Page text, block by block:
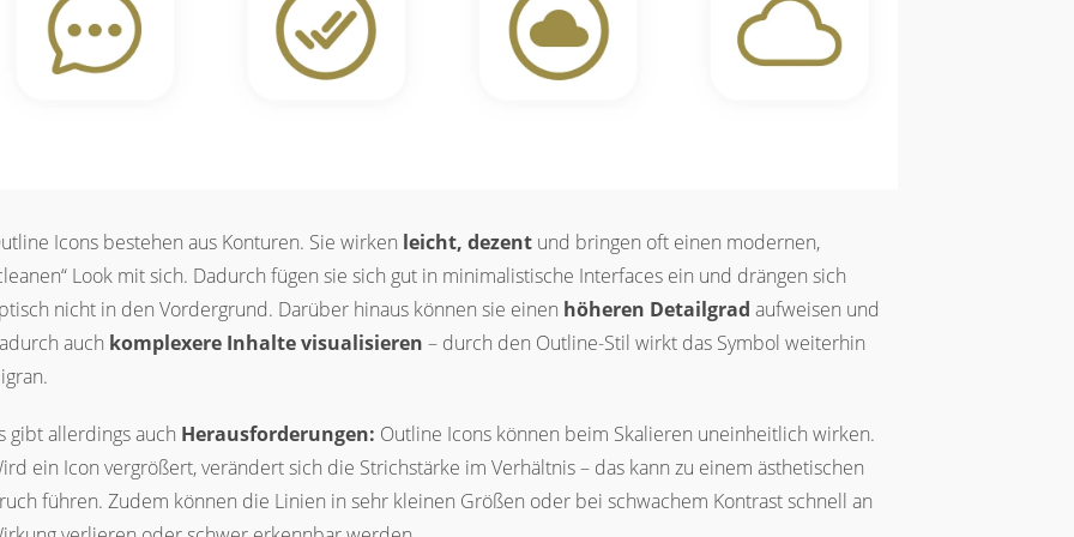
Icons bestehen aus Konturen. Sie wirken leicht, dezent und bringen oft einen modernen,
Look mit sich. Dadurch fügen sie sich gut in minimalistische Interfaces ein und drängen sich
nicht in den Vordergrund. Darüber hinaus können sie einen höheren Detailgrad aufweisen und
auch komplexere Inhalte visualisieren – durch den Outline-Stil wirkt das Symbol weiterhin
gibt allerdings auch Herausforderungen: Outline Icons können beim Skalieren uneinheitlich wirken.
ein Icon vergrößert, verändert sich die Strichstärke im Verhältnis – das kann zu einem ästhetischen
führen. Zudem können die Linien in sehr kleinen Größen oder bei schwachem Kontrast schnell an